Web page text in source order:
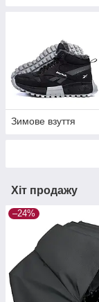
Зимове взуття
Хіт продажу
–24%